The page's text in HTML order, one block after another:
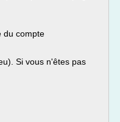
du compte
Si vous n'êtes pas